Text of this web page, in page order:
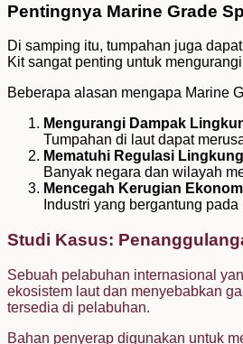
Pentingnya Marine Grade
Di samping itu, tumpahan juga
Kit sangat penting untuk
Beberapa alasan mengapa Marine
Mengurangi Dampak
Tumpahan di laut dapat
Mematuhi Regulasi
Banyak negara dan wilayah
Mencegah Kerugian
Industri yang bergantung
Studi Kasus:
Sebuah pelabuhan internasional
ekosistem laut dan menyebabkan
tersedia di pelabuhan.
Bahan penyerap digunakan untuk